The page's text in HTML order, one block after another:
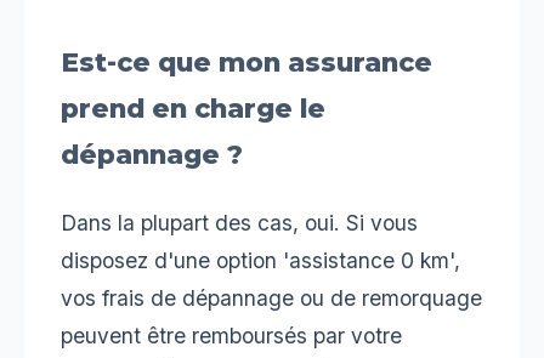
Est-ce que mon assurance
prend en charge le
dépannage ?
Dans la plupart des cas, oui. Si vous
disposez d'une option 'assistance 0 km',
vos frais de dépannage ou de remorquage
peuvent être remboursés par votre